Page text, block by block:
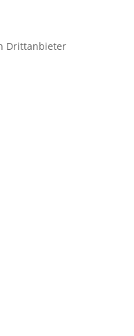
Drittanbieter